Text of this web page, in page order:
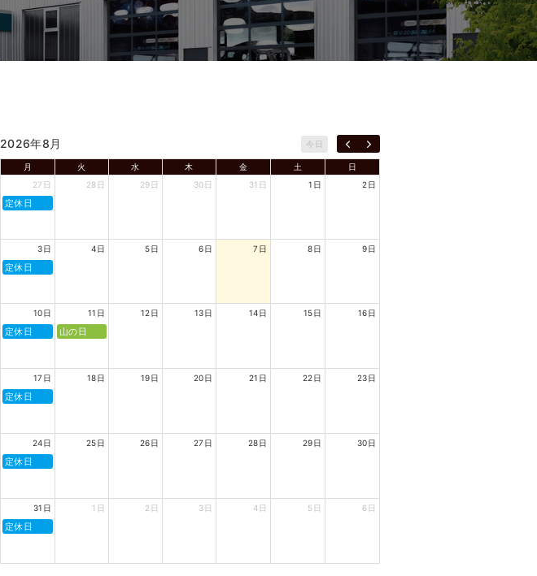
2026年8月 今日
月 火 水 木 金 土
日
27日
定休日
28日 29日 30日 31日 1日 2日
3日
定休日
4日 5日 6日 7日 8日 9日
10日
定休日
11日
山の日
12日 13日 14日 15日 16日
17日
定休日
18日 19日 20日 21日 22日 23日
24日
定休日
25日 26日 27日 28日 29日 30日
31日
定休日
1日 2日 3日 4日 5日 6日